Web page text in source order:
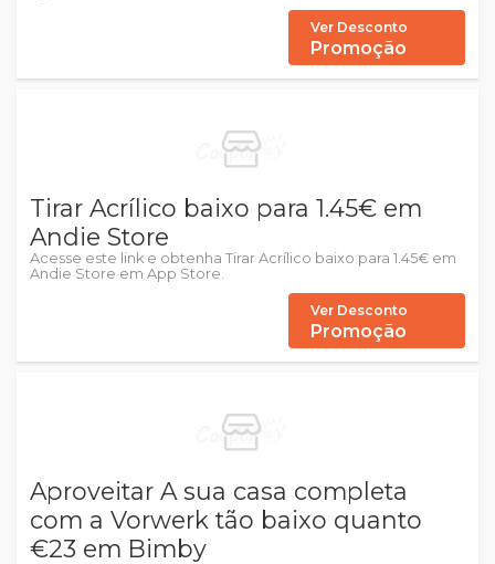
Ver Desconto
Promoção
Tirar Acrílico baixo para 1.45€ em
Andie Store
Acesse este link e obtenha Tirar Acrílico baixo para 1.45€ em
Andie Store em App Store.
Ver Desconto
Promoção
Aproveitar A sua casa completa
com a Vorwerk tão baixo quanto
€23 em Bimby